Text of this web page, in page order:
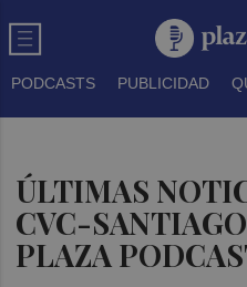
PODCASTS PUBLICIDAD
ÚLTIMAS
CVC-
PLAZA